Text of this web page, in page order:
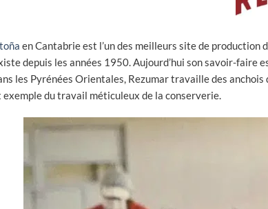
en Cantabrie est l’un des meilleurs site de production
depuis les années 1950. Aujourd’hui son savoir-faire
les Pyrénées Orientales, Rezumar travaille des anchois
du travail méticuleux de la conserverie.